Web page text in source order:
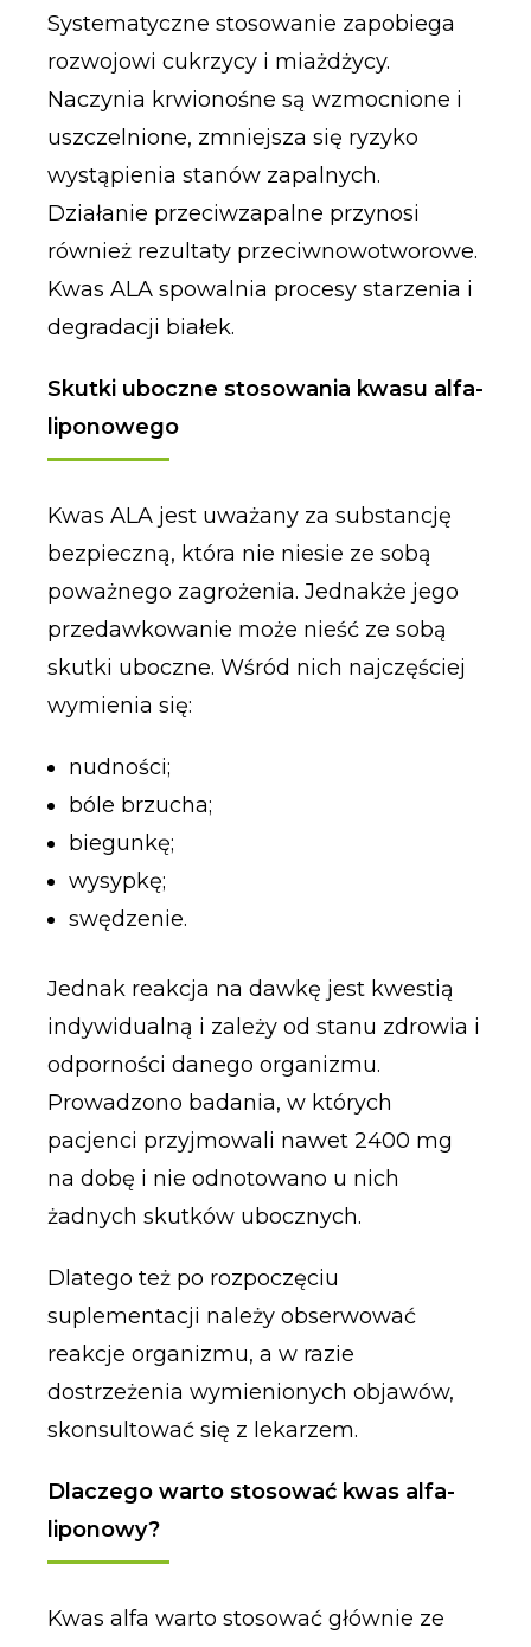
Systematyczne stosowanie zapobiega
rozwojowi cukrzycy i miażdżycy.
Naczynia krwionośne są wzmocnione i
uszczelnione, zmniejsza się ryzyko
wystąpienia stanów zapalnych.
Działanie przeciwzapalne przynosi
również rezultaty przeciwnowotworowe.
Kwas ALA spowalnia procesy starzenia i
degradacji białek.
Skutki uboczne stosowania kwasu alfa-
liponowego
Kwas ALA jest uważany za substancję
bezpieczną, która nie niesie ze sobą
poważnego zagrożenia. Jednakże jego
przedawkowanie może nieść ze sobą
skutki uboczne. Wśród nich najczęściej
wymienia się:
nudności;
bóle brzucha;
biegunkę;
wysypkę;
swędzenie.
Jednak reakcja na dawkę jest kwestią
indywidualną i zależy od stanu zdrowia i
odporności danego organizmu.
Prowadzono badania, w których
pacjenci przyjmowali nawet 2400 mg
na dobę i nie odnotowano u nich
żadnych skutków ubocznych.
Dlatego też po rozpoczęciu
suplementacji należy obserwować
reakcje organizmu, a w razie
dostrzeżenia wymienionych objawów,
skonsultować się z lekarzem.
Dlaczego warto stosować kwas alfa-
liponowy?
Kwas alfa warto stosować głównie ze